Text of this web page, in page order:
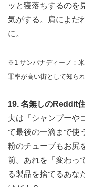
ッと寝落ちするのを
気がする。肩によだ
に。
※1 サンバナディーノ：
罪率が高い街として知られ
19. 名無しのReddit
夫は「シャンプーや
て最後の一滴まで使
粉のチューブもお尻
前。あれを「変わっ
る製品を捨てるあな